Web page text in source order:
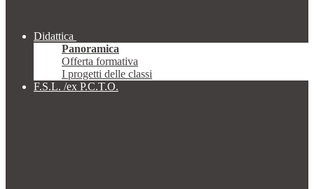
Didattica
Panoramica
Offerta formativa
I progetti delle classi
F.S.L. /ex P.C.T.O.